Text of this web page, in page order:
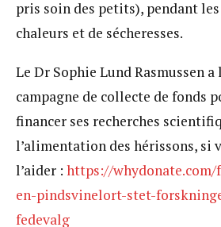
pris soin des petits), pendant
chaleurs et de sécheresses.
Le Dr Sophie Lund Rasmussen a
campagne de collecte de fonds
financer ses recherches
l’alimentation des hérissons, si
l’aider : https://
en-pindsvinelort-stet-
fedevalg